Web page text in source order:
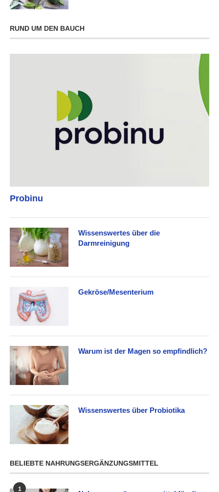
RUND UM DEN BAUCH
Probinu
Wissenswertes über die
Darmreinigung
Gekröse/Mesenterium
Warum ist der Magen so empfindlich?
Wissenswertes über Probiotika
BELIEBTE NAHRUNGSERGÄNZUNGSMITTEL
1